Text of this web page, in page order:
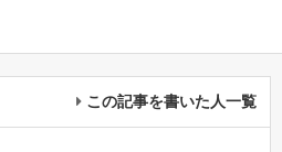
この記事を書いた人一覧